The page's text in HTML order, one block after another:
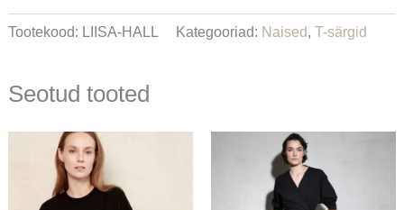
Tootekood: LIISA-HALL Kategooriad: Naised, T-särgid
Seotud tooted